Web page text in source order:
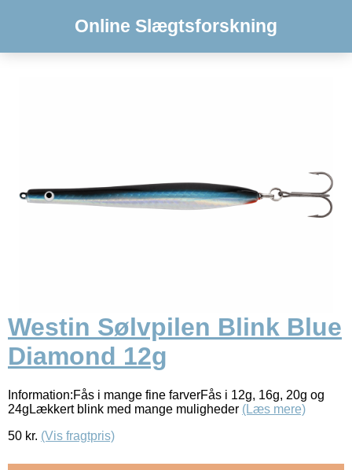
Online Slægtsforskning
Westin Sølvpilen Blink Blue
Diamond 12g
Information:Fås i mange fine farverFås i 12g, 16g, 20g og
24gLækkert blink med mange muligheder (Læs mere)
50 kr. (Vis fragtpris)